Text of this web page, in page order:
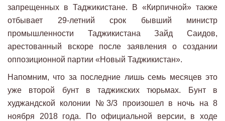
запрещенных в Таджикистане. В «Кирпичной» также
отбывает 29-летний срок бывший министр
промышленности Таджикистана Зайд Саидов,
арестованный вскоре после заявления о создании
оппозиционной партии «Новый Таджикистан».
Напомним, что за последние лишь семь месяцев это
уже второй бунт в таджикских тюрьмах. Бунт в
худжандской колонии №3/3 произошел в ночь на 8
ноября 2018 года. По официальной версии, в ходе